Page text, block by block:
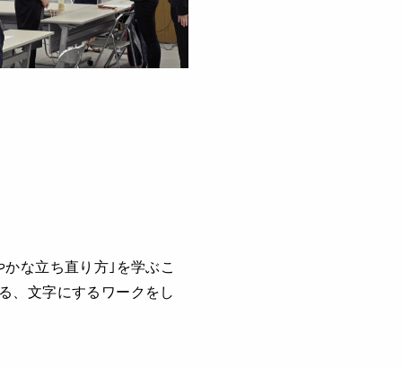
な立ち直り方｣を学ぶこ
、文字にするワークをし